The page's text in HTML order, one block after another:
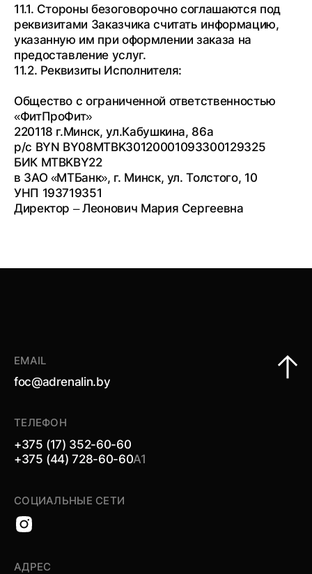
11.1. Стороны безоговорочно соглашаются под
реквизитами Заказчика считать информацию,
указанную им при оформлении заказа на
предоставление услуг.
11.2. Реквизиты Исполнителя:
Общество с ограниченной ответственностью
«ФитПроФит»
220118 г.Минск, ул.Кабушкина, 86а
р/с BYN BY08MTBK30120001093300129325
БИК MTBKBY22
в ЗАО «МТБанк», г. Минск, ул. Толстого, 10
УНП 193719351
Директор – Леонович Мария Сергеевна
EMAIL
foc@adrenalin.by
ТЕЛЕФОН
+375 (17) 352-60-60
+375 (44) 728-60-60А1
СОЦИАЛЬНЫЕ СЕТИ
АДРЕС